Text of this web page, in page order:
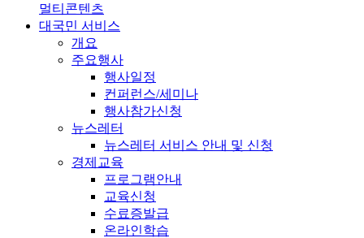
멀티콘텐츠
대국민 서비스
개요
주요행사
행사일정
컨퍼런스/세미나
행사참가신청
뉴스레터
뉴스레터 서비스 안내 및 신청
경제교육
프로그램안내
교육신청
수료증발급
온라인학습